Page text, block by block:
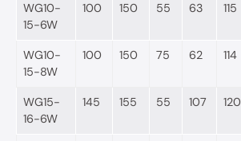
WG10-
15-6W
100 150 55 63 115
WG10-
15-8W
100 150 75 62 114
WG15-
16-6W
145 155 55 107 120